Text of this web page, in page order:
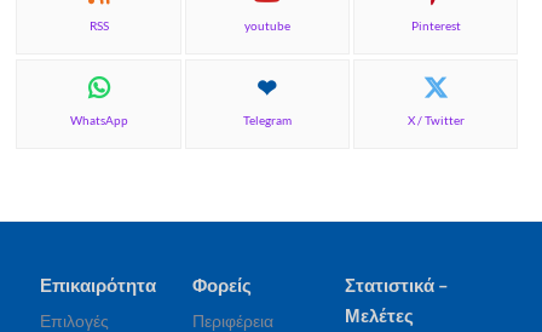
RSS youtube Pinterest
WhatsApp Telegram X / Twitter
Επικαιρότητα
Επιλογές
Φορείς
Περιφέρεια
Στατιστικά –
Μελέτες